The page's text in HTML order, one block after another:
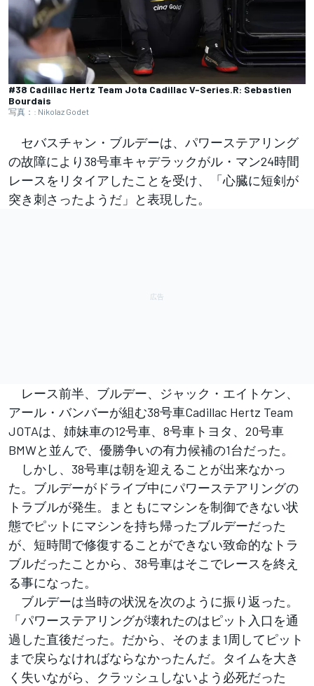
#38 Cadillac Hertz Team Jota Cadillac V-Series.R: Sebastien
Bourdais
写真：: Nikolaz Godet
セバスチャン・ブルデーは、パワーステアリング
の故障により38号車キャデラックがル・マン24時間
レースをリタイアしたことを受け、「心臓に短剣が
突き刺さったようだ」と表現した。
レース前半、ブルデー、ジャック・エイトケン、
アール・バンバーが組む38号車Cadillac Hertz Team
JOTAは、姉妹車の12号車、8号車トヨタ、20号車
BMWと並んで、優勝争いの有力候補の1台だった。
しかし、38号車は朝を迎えることが出来なかっ
た。ブルデーがドライブ中にパワーステアリングの
トラブルが発生。まともにマシンを制御できない状
態でピットにマシンを持ち帰ったブルデーだった
が、短時間で修復することができない致命的なトラ
ブルだったことから、38号車はそこでレースを終え
る事になった。
ブルデーは当時の状況を次のように振り返った。
「パワーステアリングが壊れたのはピット入口を通
過した直後だった。だから、そのまま1周してピット
まで戻らなければならなかったんだ。タイムを大き
く失いながら、クラッシュしないよう必死だった